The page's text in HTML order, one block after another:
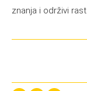
znanja i održivi rast.